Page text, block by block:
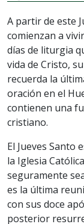
A partir de este
comienzan a
días de liturgia
vida de Cristo,
recuerda la
oración en el
contienen una
cristiano.
El Jueves Santo
la Iglesia
seguramente
es la última
con sus doce
posterior